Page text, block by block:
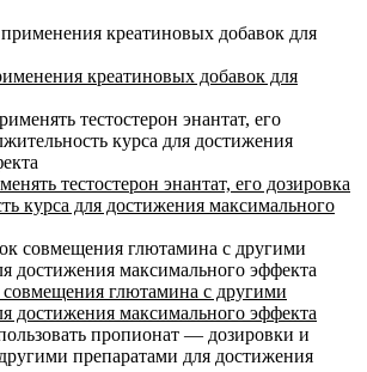
креатиновых добавок для
тестостерон энантат, его дозировка
курса для достижения максимального
глютамина с другими
достижения максимального эффекта